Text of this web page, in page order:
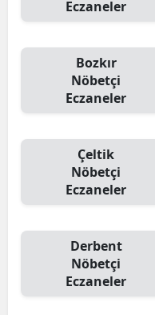
Eczaneler
Bozkır
Nöbetçi
Eczaneler
Çeltik
Nöbetçi
Eczaneler
Derbent
Nöbetçi
Eczaneler